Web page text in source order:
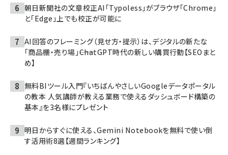
朝日新聞社の文章校正AI「Typoless」がブラウザ「Chrome」
と「Edge」上でも校正が可能に
AI回答のフレーミング（見せ方・提示）は、デジタルの新たな
「商品棚・売り場」――ChatGPT時代の新しい購買行動【SEOまと
め】
無料BIツール入門『いちばんやさしいGoogleデータポータル
の教本 人気講師が教える業務で使えるダッシュボード構築の
基本』を3名様にプレゼント
明日からすぐに使える、Gemini Notebookを無料で使い倒
す活用術8選【週間ランキング】